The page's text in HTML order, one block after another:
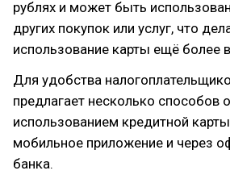
рублях и может быть
других покупок или услуг, что
использование карты ещё более
Для удобства
предлагает несколько способов
использованием кредитной
мобильное приложение и через
банка.